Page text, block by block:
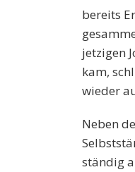
bereits
jetzigen
kam,
wieder
Neben
ständig